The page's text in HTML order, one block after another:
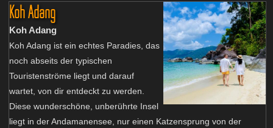
Koh Adang
Koh Adang
Koh Adang ist ein echtes Paradies, das
noch abseits der typischen
Touristenströme liegt und darauf
wartet, von dir entdeckt zu werden.
Diese wunderschöne, unberührte Insel
liegt in der Andamanensee, nur einen Katzensprung von der